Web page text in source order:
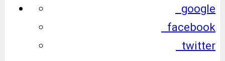
google
facebook
twitter